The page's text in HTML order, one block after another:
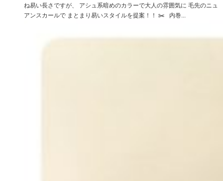
ね易い長さですが、 アシュ系暗めのカラーで大人の雰囲気に 毛先のニュ
アンスカールで まとまり易いスタイルを提案！！ ✂️ 内巻...